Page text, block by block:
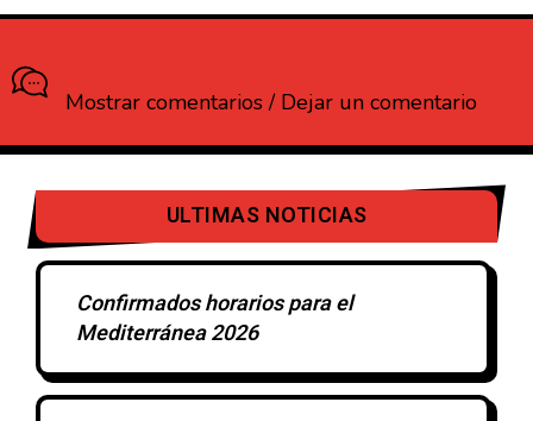
Mostrar comentarios / Dejar un comentario
ULTIMAS NOTICIAS
Confirmados horarios para el
Mediterránea 2026